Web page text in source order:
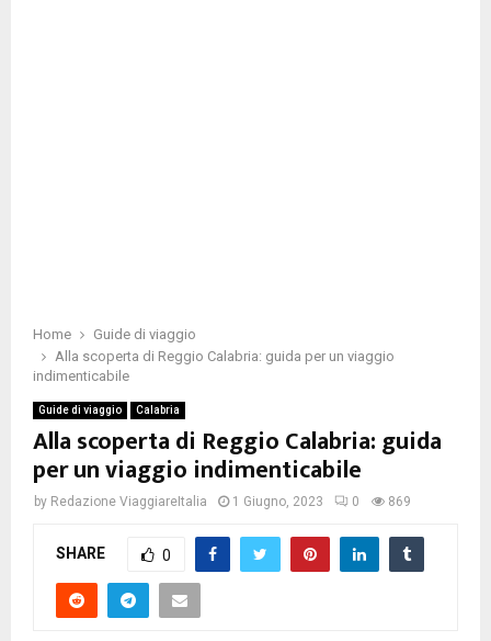
Home
Guide di viaggio
Alla scoperta di Reggio Calabria: guida per un viaggio
indimenticabile
Guide di viaggio Calabria
Alla scoperta di Reggio Calabria: guida
per un viaggio indimenticabile
by Redazione ViaggiareItalia 1 Giugno, 2023 0 869
SHARE 0